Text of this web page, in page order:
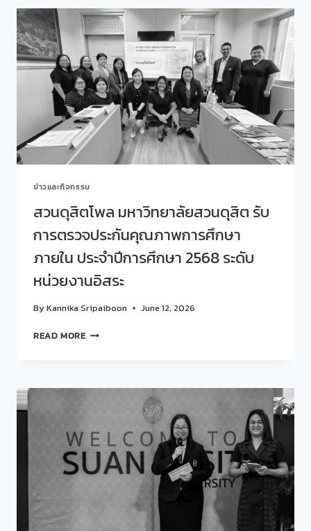
สมอง
แล่น
อิ่ม
อินเตอร์
เรียน
รู้
ผ่าน
รสชาติ
หลาก
หลาย
กัน
งาน
วิจัย
“POLL
LOVE”สร้าง
สุข
ภาวะ
องค์กร
ผ่าน
กิจกรรม
MICRO-
INTERVENTION
ประชุม
วิชาการ
ระดับ
ชาติ
สวนดุสิต
ครั้ง
8
ข่าวและกิจกรรม
สวนดุสิตโพล มหาวิทยาลัยสวนดุสิต รับ
การตรวจประกันคุณภาพการศึกษา
ภายใน ประจำปีการศึกษา 2568 ระดับ
หน่วยงานอิสระ
ByKannika Sripaiboon June 12, 2026
READ MOREสวน
มหาวิทยาลัย
การ
ตรวจ
ประกัน
คุณภาพ